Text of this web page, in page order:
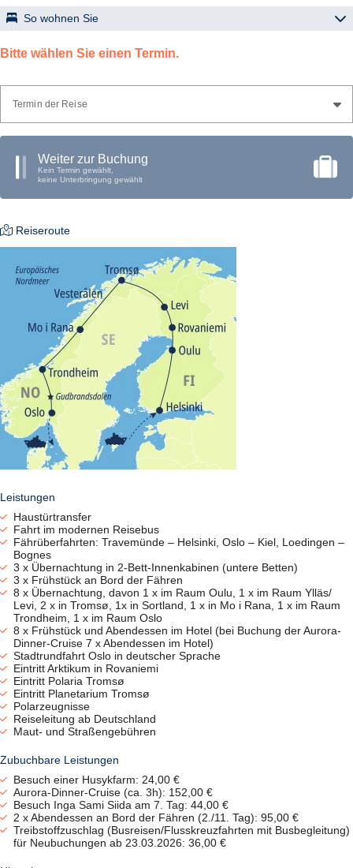
So wohnen Sie
oder DU/WC, TV.
Bitte wählen Sie einen Termin.
Termin der Reise
Weiter zur Buchung
Kein Termin gewählt,
keine Unterbringung gewählt
Reiseroute
Leistungen
Haustürtransfer
Fahrt im modernen Reisebus
Fährüberfahrten: Travemünde – Helsinki, Oslo – Kiel, Loedingen –
Bognes
3 x Übernachtung in 2-Bett-Innenkabinen (untere Betten)
3 x Frühstück an Bord der Fähren
8 x Übernachtung, davon 1 x im Raum Oulu, 1 x im Raum Ylläs/
Levi, 2 x in Tromsø, 1x in Sortland, 1 x in Mo i Rana, 1 x im Raum
Trondheim, 1 x im Raum Oslo
8 x Frühstück und Abendessen im Hotel (bei Buchung der Aurora-
Dinner-Cruise 7 x Abendessen im Hotel)
Stadtrundfahrt Oslo in deutscher Sprache
Eintritt Arktikum in Rovaniemi
Eintritt Polaria Tromsø
Eintritt Planetarium Tromsø
Polarzeugnisse
Reiseleitung ab Deutschland
Maut- und Straßengebühren
Zubuchbare Leistungen
Besuch einer Husykfarm: 24,00 €
Aurora-Dinner-Cruise (ca. 3h): 152,00 €
Besuch Inga Sami Siida am 7. Tag: 44,00 €
2 x Abendessen an Bord der Fähren (2./11. Tag): 95,00 €
Treibstoffzuschlag (Busreisen/Flusskreuzfahrten mit Busbegleitung)
für Neubuchungen ab 23.03.2026: 36,00 €